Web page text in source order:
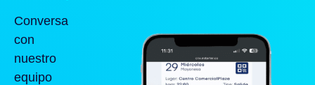
Conversa
con
nuestro
equipo